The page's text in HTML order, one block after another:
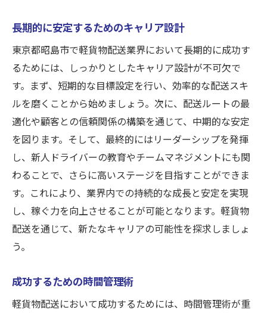
長期的に安定するためのキャリア設計
東京都昭島市で軽貨物配送業界において長期的に成功す
るためには、しっかりとしたキャリア設計が不可欠で
す。まず、短期的な目標設定を行い、効率的な配送スキ
ルを磨くことから始めましょう。次に、配送ルートの最
適化や顧客との信頼関係の構築を通じて、中期的な安定
を図ります。そして、最終的にはリーダーシップを発揮
し、新人ドライバーの教育やチームマネジメントにも関
わることで、さらに高いステージを目指すことができま
す。これにより、業界内での持続的な成長と安定を実現
し、稼ぐ力を向上させることが可能となります。軽貨物
配送を通じて、新たなキャリアの可能性を探求しましょ
う。
成功するための時間管理術
軽貨物配送において成功するためには、時間管理術が重